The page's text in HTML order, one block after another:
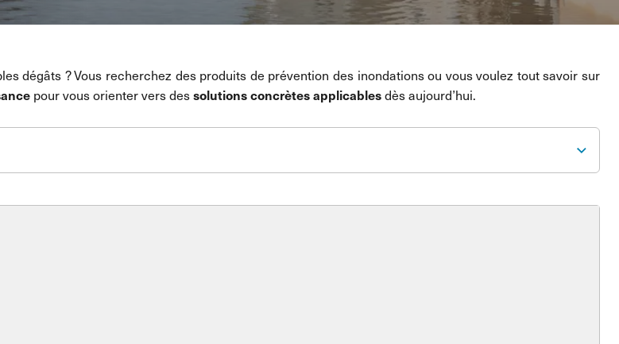
dégâts ? Vous recherchez des produits de prévention des inondations ou vous voulez tout savoir sur
pour vous orienter vers dessolutions concrètes applicablesdès aujourd’hui.